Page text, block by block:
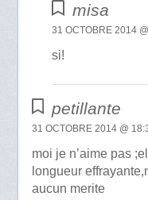
misa
31 OCTOBRE 2014
si!
petillante
31 OCTOBRE 2014 @
moi je n’aime pas
longueur
aucun merite